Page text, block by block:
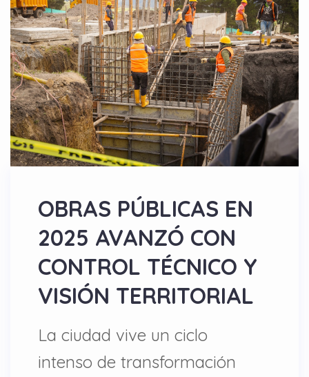
OBRAS PÚBLICAS EN
2025 AVANZÓ CON
CONTROL TÉCNICO Y
VISIÓN TERRITORIAL
La ciudad vive un ciclo
intenso de transformación